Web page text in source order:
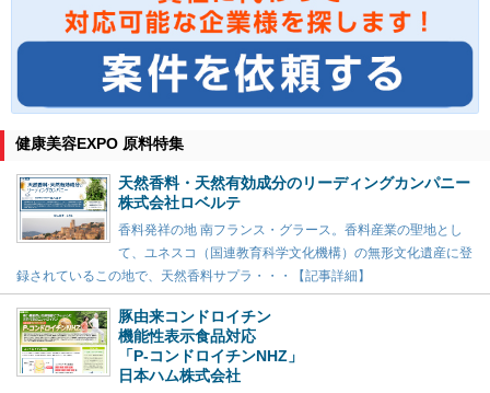
健康美容EXPO 原料特集
天然香料・天然有効成分のリーディングカンパニー
株式会社ロベルテ
香料発祥の地 南フランス・グラース。香料産業の聖地とし
て、ユネスコ（国連教育科学文化機構）の無形文化遺産に登
録されているこの地で、天然香料サプラ・・・【記事詳細】
豚由来コンドロイチン
機能性表示食品対応
「P-コンドロイチンNHZ」
日本ハム株式会社